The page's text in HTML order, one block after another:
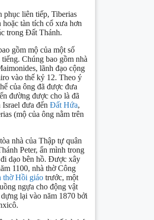
phục liên tiếp, Tiberias
tàn tích cổ xưa hơn
trong Đất Thánh.
gồm mộ của một số
Chúng bao gồm nhà
lãnh đạo cộng
vào thế kỷ 12. Theo ý
của ông đã được đưa
đường được cho là đã
Israel đưa đến Đất Hứa,
(mộ của ông nằm trên
nhà của Thập tự quân
Peter, ẩn mình trong
dạo bên hồ. Được xây
1100, nhà thờ Công
thờ Hồi giáo trước, một
ngựa cho động vật
lại vào năm 1870 bởi